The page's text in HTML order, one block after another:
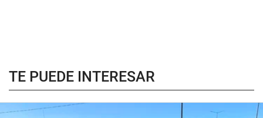
TE PUEDE INTERESAR